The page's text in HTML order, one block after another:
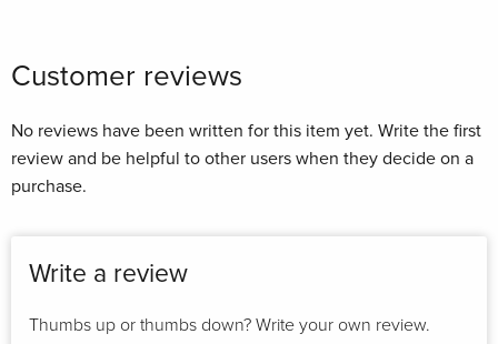
sich für ein Kommunikationsdesignstudium in Wiesbaden,
Seitdem zeichnet sie freiberuflich für Agenturen und Verlage
Für Finja hält jeder Tag ein neues Abenteuer bereit. Egal ob
Customer reviews
No reviews have been written for this item yet. Write the first
review and be helpful to other users when they decide on a
purchase.
Write a review
Thumbs up or thumbs down? Write your own review.